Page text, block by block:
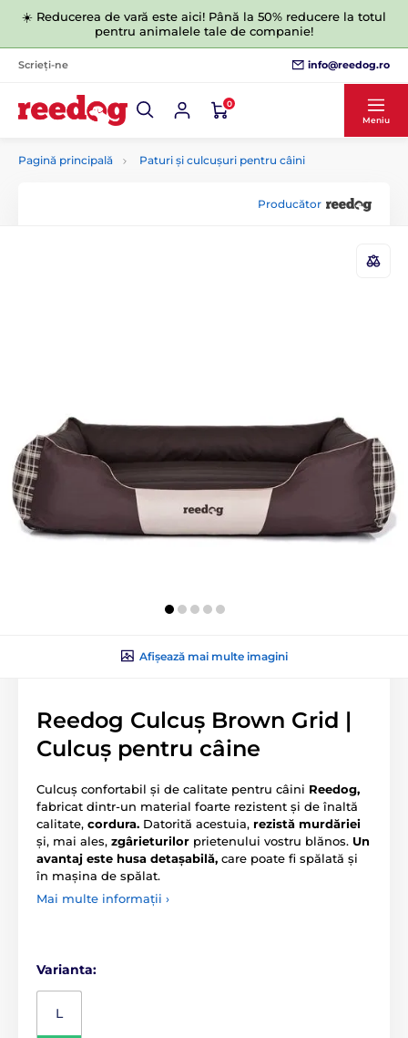
☀️ Reducerea de vară este aici! Până la 50% reducere la totul
pentru animalele tale de companie!
Scrieți-ne info@reedog.ro
0
Meniu
Pagină principală Paturi și culcușuri pentru câini
Producător
Afișează mai multe imagini
Reedog Culcuș Brown Grid |
Culcuș pentru câine
Culcuș confortabil și de calitate pentru câini Reedog,
fabricat dintr-un material foarte rezistent și de înaltă
calitate, cordura. Datorită acestuia, rezistă murdăriei
și, mai ales, zgârieturilor prietenului vostru blănos. Un
avantaj este husa detașabilă, care poate fi spălată și
în mașina de spălat.
Mai multe informații ›
Varianta:
L